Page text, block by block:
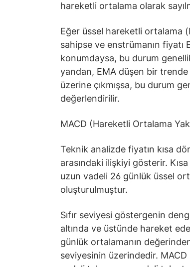
hareketli ortalama olarak
Eğer üssel hareketli ortalama
sahipse ve enstrümanın fiyatı
konumdaysa, bu durum
yandan, EMA düşen bir trende
üzerine çıkmışsa, bu durum
değerlendirilir.
MACD (Hareketli Ortalama
Teknik analizde fiyatın kısa
arasındaki ilişkiyi gösterir.
uzun vadeli 26 günlük üssel
oluşturulmuştur.
Sıfır seviyesi göstergenin
altında ve üstünde hareket
günlük ortalamanın
seviyesinin üzerindedir. MACD